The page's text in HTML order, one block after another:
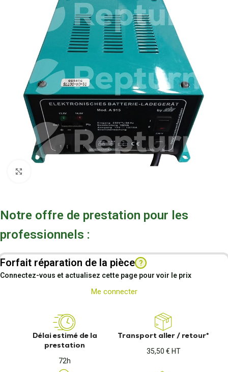
Notre offre de prestation pour les
professionnels :
Forfait réparation de la pièce ?
Connectez-vous et actualisez cette page pour voir le prix
Me connecter
Délai estimé de la
prestation
72h
Transport aller / retour*
35,50 € HT